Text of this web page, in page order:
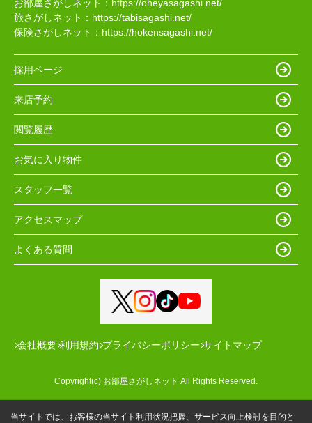
お部屋さがしネット： https://oheyasagashi.net/
旅さがしネット： https://tabisagashi.net/
保険さがしネット： https://hokensagashi.net/
採用ページ
来店予約
閲覧履歴
お気に入り物件
スタッフ一覧
アクセスマップ
よくある質問
会社概要 利用規約 プライバシーポリシー サイトマップ
Copyright(c) お部屋さがしネット All Rights Reserved.
当サイトでは、お客様の当サイト利用状況把握、サービス向上検討を目的と